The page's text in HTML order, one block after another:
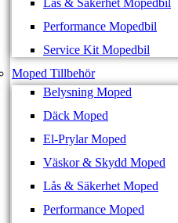
Performance Mopedbil
Service Kit Mopedbil
Moped Tillbehör
Belysning Moped
Däck Moped
El-Prylar Moped
Väskor & Skydd Moped
Lås & Säkerhet Moped
Performance Moped